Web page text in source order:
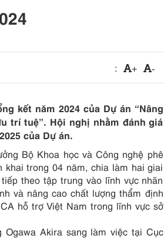
: + -
kết năm 2024 của Dự án “Nâng
trí tuệ”. Hội nghị nhằm đánh giá
của Dự án.
Bộ Khoa học và Công nghệ phê
trong 04 năm, chia làm hai giai
theo tập trung vào lĩnh vực nhãn
và nâng cao chất lượng thẩm định
hỗ trợ Việt Nam trong lĩnh vực sở
Akira sang làm việc tại Cục